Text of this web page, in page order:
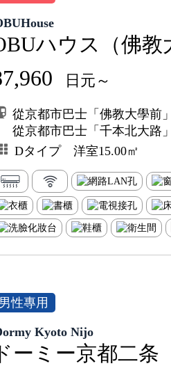
ハウス（佛教
日元～
從京都市巴士「佛教大學前
從京都市巴士「千本北大路
Dタイプ 洋室15.00㎡
性專用
Kyoto Nijo
ーミー京都二条